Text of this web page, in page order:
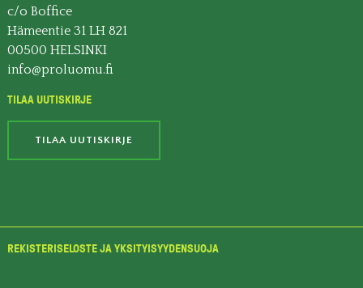
c/o Boffice
Hämeentie 31 LH 821
00500 HELSINKI
info@proluomu.fi
TILAA UUTISKIRJE
TILAA UUTISKIRJE
REKISTERISELOSTE JA YKSITYISYYDENSUOJA